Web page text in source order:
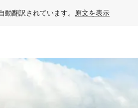
動翻訳されています。 原文を表示